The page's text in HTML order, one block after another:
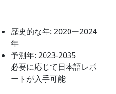
歴史的な年: 2020ー2024
年
予測年: 2023-2035
必要に応じて日本語レポ
ートが入手可能